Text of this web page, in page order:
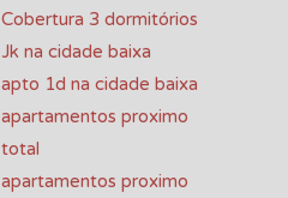
Cobertura 3 dormitórios
Jk na cidade baixa
apto 1d na cidade baixa
apartamentos proximo
total
apartamentos proximo